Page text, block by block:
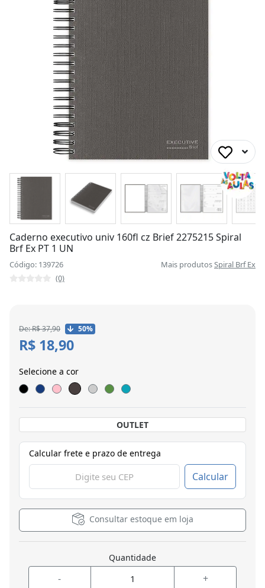
Caderno executivo univ 160fl cz Brief 2275215 Spiral
Brf Ex PT 1 UN
Código: 139726 Mais produtosSpiral Brf Ex
(0)
De: R$ 37,90 50%
R$ 18,90
Selecione a cor
OUTLET
Calcular frete e prazo de entrega
Calcular
Consultar estoque em loja
Quantidade
- +